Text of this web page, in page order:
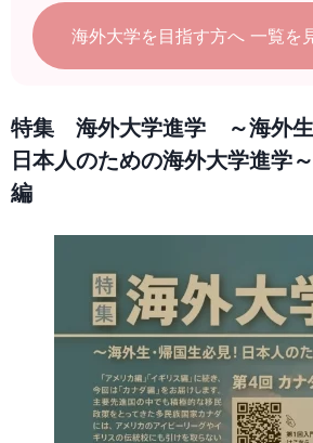
海外大学を目指す方へ 一覧を
特集 海外大学進学 ～海外生
日本人のための海外大学進
編